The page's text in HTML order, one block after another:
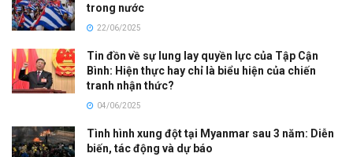
trong nước
22/06/2025
Tin đồn về sự lung lay quyền lực của Tập Cận
Bình: Hiện thực hay chỉ là biểu hiện của chiến
tranh nhận thức?
04/06/2025
Tình hình xung đột tại Myanmar sau 3 năm: Diễn
biến, tác động và dự báo